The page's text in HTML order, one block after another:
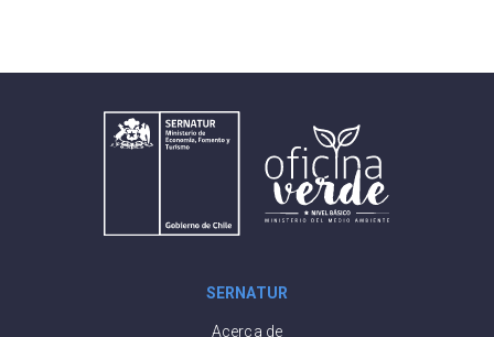
SERNATUR
Acerca de